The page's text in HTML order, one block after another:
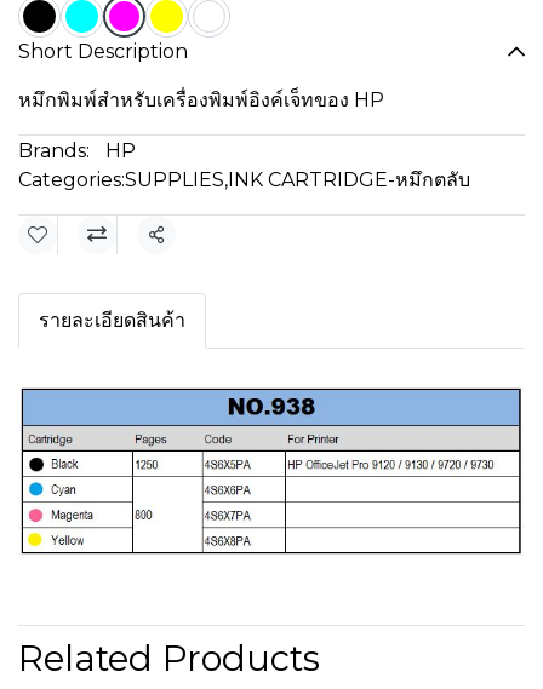
Short Description
หมึกพิมพ์สำหรับเครื่องพิมพ์อิงค์เจ็ทของ HP
Brands:
HP
Categories:SUPPLIES,INK CARTRIDGE-หมึกตลับ
Share
รายละเอียดสินค้า
Related Products